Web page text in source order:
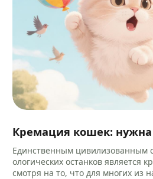
Кремация кошек: нужна
Единственным цивилизованным
ологических останков является
смотря на то, что для многих из